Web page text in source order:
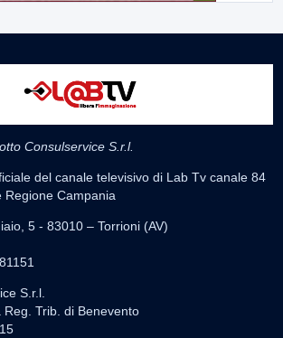
Consulservice S.r.l.
del canale televisivo di Lab Tv canale 84
Campania
5 - 83010 – Torrioni (AV)
S.r.l.
Reg. Trib. di Benevento